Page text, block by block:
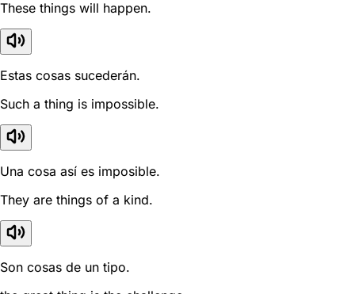
These things will happen.
Estas cosas sucederán.
Such a thing is impossible.
Una cosa así es imposible.
They are things of a kind.
Son cosas de un tipo.